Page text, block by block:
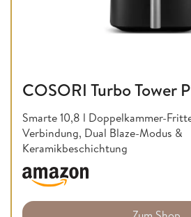
COSORI Turbo Tower
Smarte 10,8 l Doppelkammer-
Verbindung, Dual Blaze-Modus &
Keramikbeschichtung